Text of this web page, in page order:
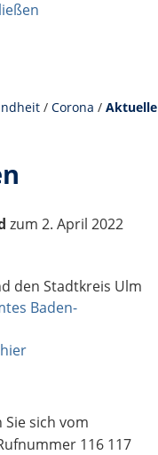
/Corona/Aktuelle
zum 2. April 2022
den Stadtkreis Ulm
Baden-
hier
sich vom
116 117